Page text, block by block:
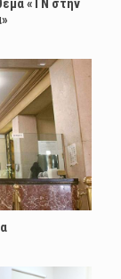
«ΤΝ στην